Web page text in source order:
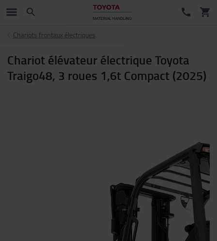
Chariots frontaux électriques
Chariot élévateur électrique Toyota
Traigo48, 3 roues 1,6t Compact (2025)